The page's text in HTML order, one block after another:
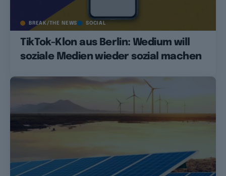
BREAK/THE NEWS SOCIAL
TikTok-Klon aus Berlin: Wedium will
soziale Medien wieder sozial machen